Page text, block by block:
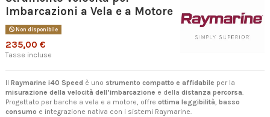
Imbarcazioni a Vela e a Motore
Non disponibile
235,00 €
Tasse incluse
Il Raymarine i40 Speed è uno strumento compatto e affidabile per la
misurazione della velocità dell’imbarcazione e della distanza percorsa.
Progettato per barche a vela e a motore, offre ottima leggibilità, basso
consumo e integrazione nativa con i sistemi Raymarine.